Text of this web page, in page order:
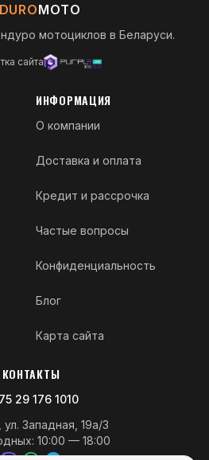
MOTO
мотоциклов в Беларуси.
сайта
ИНФОРМАЦИЯ
О компании
Доставка и оплата
Кредит и рассрочка
Частые вопросы
Конфиденциальность
Блог
Карта сайта
КОНТАКТЫ
29 176 1010
ул. Западная, 19а/3
10:00 — 18:00